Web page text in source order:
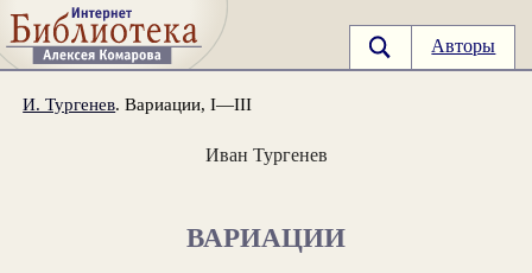
Авторы
И. Тургенев. Вариации, I—III
Иван Тургенев
ВАРИАЦИИ